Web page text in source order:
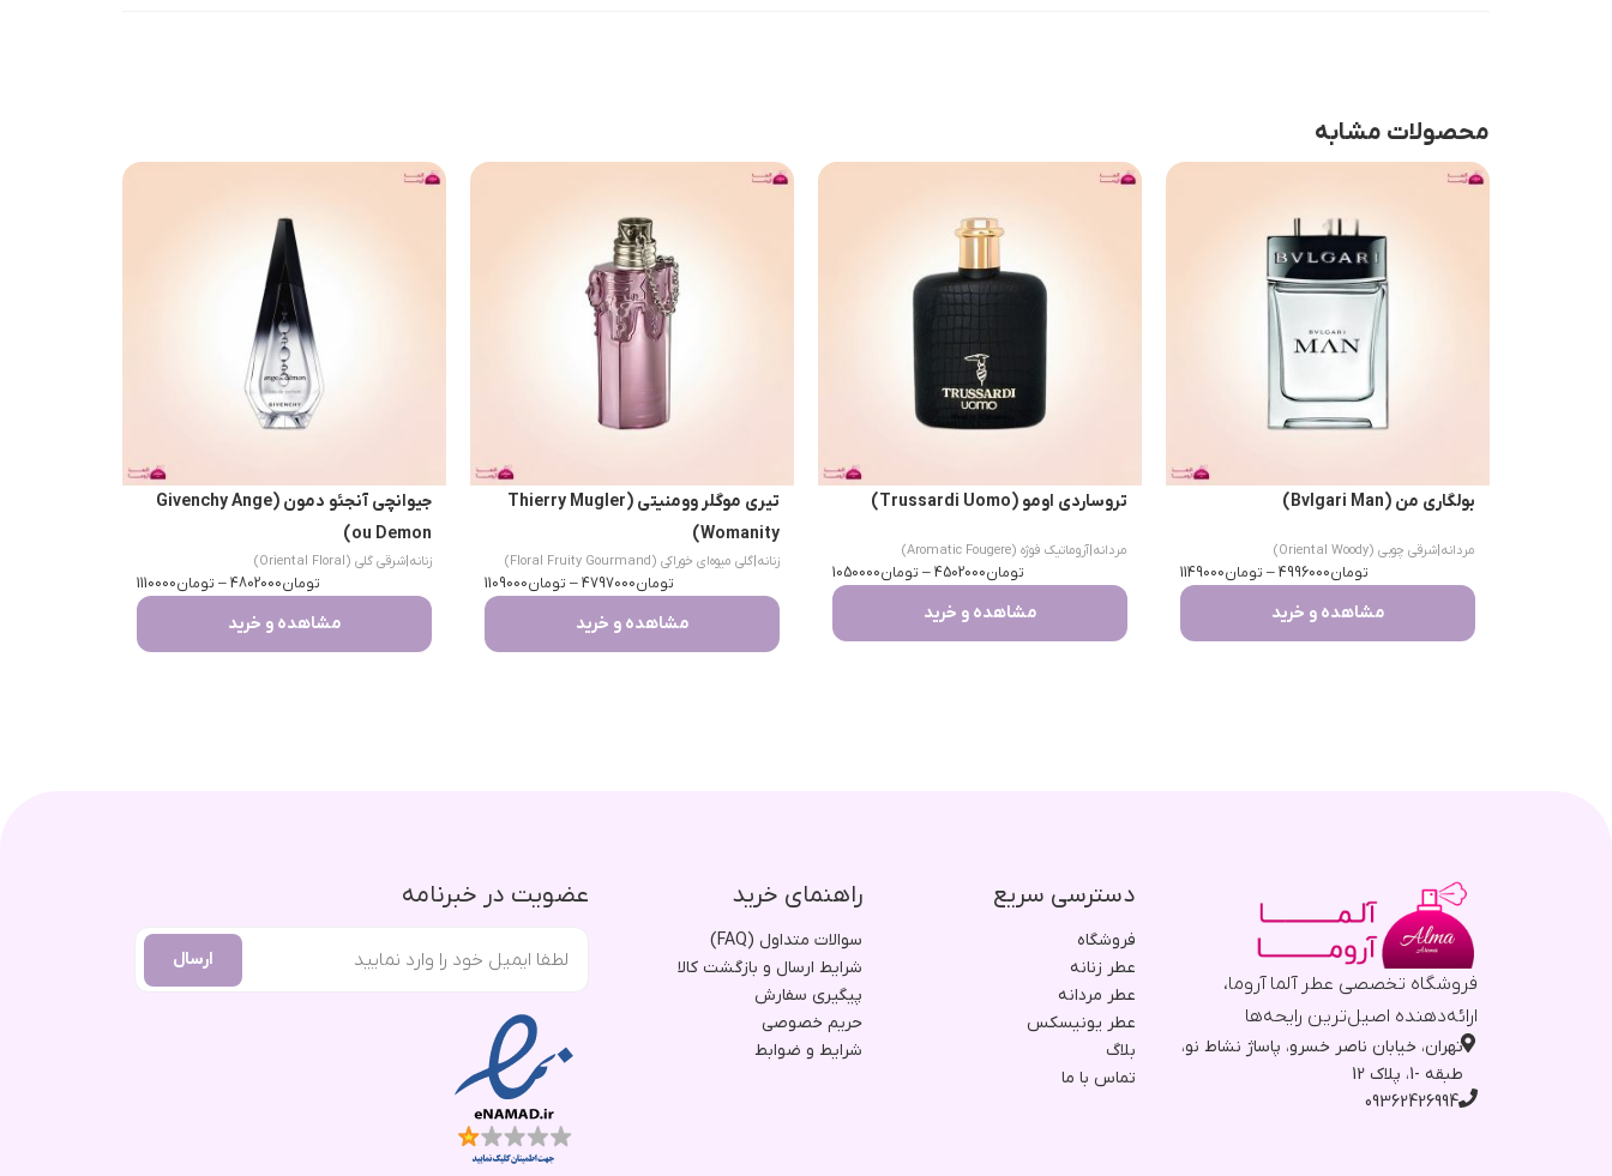
محصولات مشابه
بولگاری من (Bvlgari Man)
مردانه شرقی چوبی (Oriental Woody)
تومان4996000
– تومان1149000
مشاهده و خرید
تروساردی اومو (Trussardi Uomo)
مردانه آروماتیک فوژه (Aromatic Fougere)
تومان4502000
– تومان1050000
مشاهده و خرید
تیری موگلر وومنیتی (Thierry Mugler
Womanity)
زنانه گلی میوه‌ای خوراکی (Floral Fruity Gourmand)
تومان4797000
– تومان1109000
مشاهده و خرید
جیوانچی آنجئو دمون (Givenchy Ange
ou Demon)
زنانه شرقی گلی (Oriental Floral)
تومان4802000
– تومان1110000
مشاهده و خرید
فروشگاه تخصصی عطر آلما آروما،
ارائه‌دهنده اصیل‌ترین رایحه‌ها
تهران، خیابان ناصر خسرو، پاساژ نشاط نو،
طبقه -1، پلاک 12
09362426994
دسترسی سریع
فروشگاه
عطر زنانه
عطر مردانه
عطر یونیسکس
بلاگ
تماس با ما
راهنمای خرید
سوالات متداول (FAQ)
شرایط ارسال و بازگشت کالا
پیگیری سفارش
حریم خصوصی
شرایط و ضوابط
عضویت در خبرنامه
ارسال